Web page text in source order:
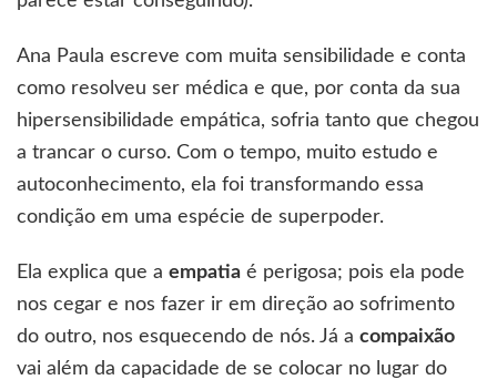
Ana Paula escreve com muita sensibilidade e conta
como resolveu ser médica e que, por conta da sua
hipersensibilidade empática, sofria tanto que chegou
a trancar o curso. Com o tempo, muito estudo e
autoconhecimento, ela foi transformando essa
condição em uma espécie de superpoder.
Ela explica que a empatia é perigosa; pois ela pode
nos cegar e nos fazer ir em direção ao sofrimento
do outro, nos esquecendo de nós. Já a compaixão
vai além da capacidade de se colocar no lugar do